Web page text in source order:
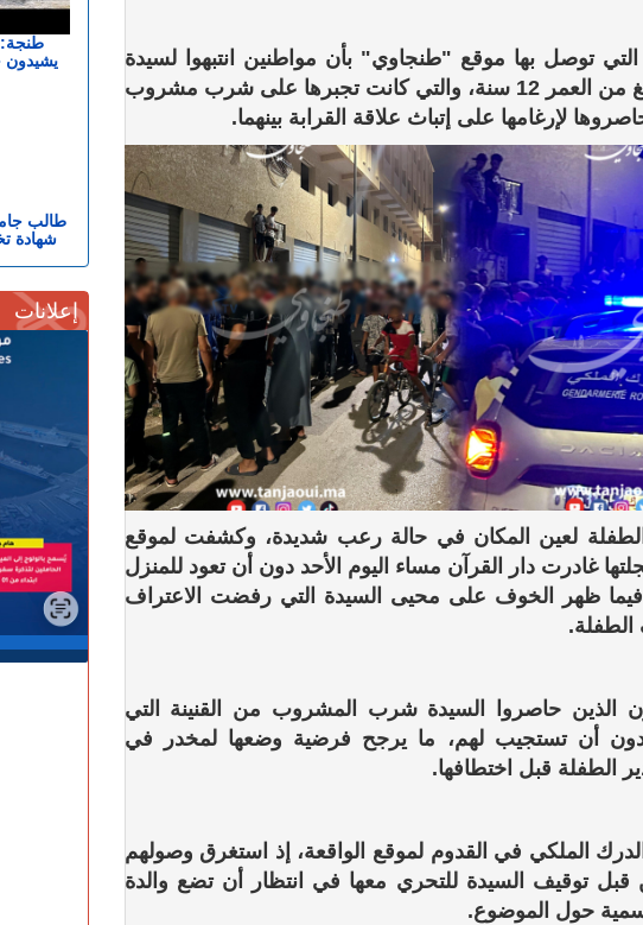
التي توصل بها موقع "طنجاوي" بأن مواطنين انتبهوا لسيدة
تمسك بطفلة تبلغ من العمر 12 سنة، والتي كانت تجبرها على شرب مشروب
لإرغامها على إتباث علاقة القرابة بينهما.
لعين المكان في حالة رعب شديدة، وكشفت لموقع
غادرت دار القرآن مساء اليوم الأحد دون أن تعود للمنزل
فيما ظهر الخوف على محيى السيدة التي رفضت الاعتراف
الطفلة.
الذين حاصروا السيدة شرب المشروب من القنينة التي
دون أن تستجيب لهم، ما يرجح فرضية وضعها لمخدر في
الطفلة قبل اختطافها.
الملكي في القدوم لموقع الواقعة، إذ استغرق وصولهم
قبل توقيف السيدة للتحري معها في انتظار أن تضع والدة
حول الموضوع.
يشيدون
طالب
شهادة
إعلانات